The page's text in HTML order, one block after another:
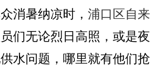
消暑纳凉时， 浦口区自来
们无论烈日高照，或是夜
水问题，哪里就有他们抢